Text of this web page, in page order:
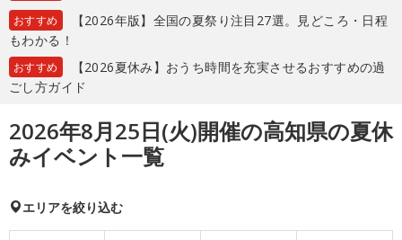
おすすめ
【2026年版】全国の夏祭り注目27選。見どころ・日程
もわかる！
おすすめ
【2026夏休み】おうち時間を充実させるおすすめの過
ごし方ガイド
2026年8月25日(火)開催の高知県の夏休
みイベント一覧
エリアを絞り込む